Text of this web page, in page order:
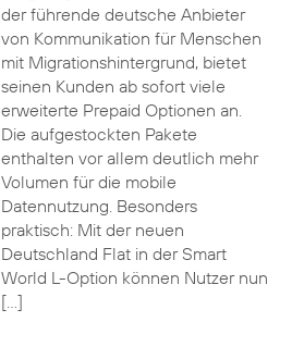
der führende deutsche Anbieter
von Kommunikation für Menschen
mit Migrationshintergrund, bietet
seinen Kunden ab sofort viele
erweiterte Prepaid Optionen an.
Die aufgestockten Pakete
enthalten vor allem deutlich mehr
Volumen für die mobile
Datennutzung. Besonders
praktisch: Mit der neuen
Deutschland Flat in der Smart
World L-Option können Nutzer nun
[…]